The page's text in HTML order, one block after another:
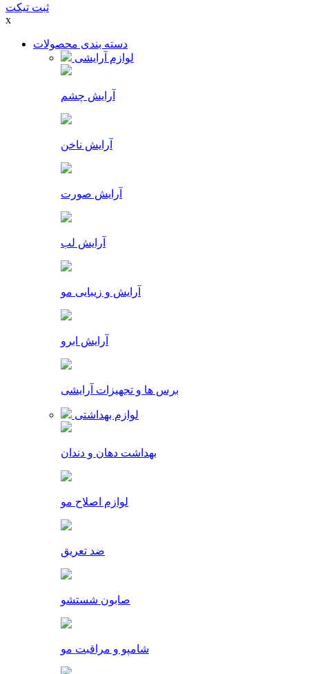
ثبت تیکت
x
دسته بندی محصولات
لوازم آرایشی
آرایش چشم
آرایش ناخن
آرایش صورت
آرایش لب
آرایش و زیبایی مو
آرایش ابرو
برس ها و تجهیزات آرایشی
لوازم بهداشتی
بهداشت دهان و دندان
لوازم اصلاح مو
ضد تعریق
صابون شستشو
شامپو و مراقبت مو